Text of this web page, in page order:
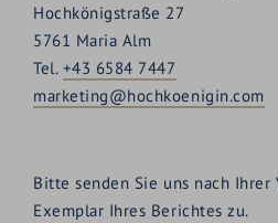
Hochkönigstraße 27
5761 Maria Alm
Tel. +43 6584 7447
marketing@hochkoenigin.com
Bitte senden Sie uns nach
Exemplar Ihres Berichtes zu.